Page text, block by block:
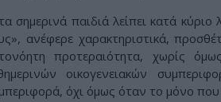
σημερινά παιδιά λείπει κατά
ανέφερε χαρακτηριστικά,
προτεραιότητα, χωρίς
οικογενειακών
όχι όμως όταν το μόνο που